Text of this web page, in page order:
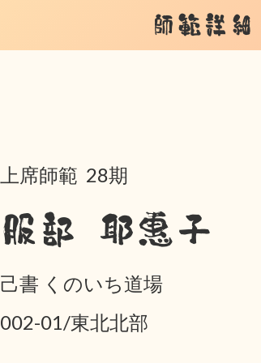
師範詳細
上席師範 28期
服部 耶惠子
己書 くのいち道場
002-01/東北北部